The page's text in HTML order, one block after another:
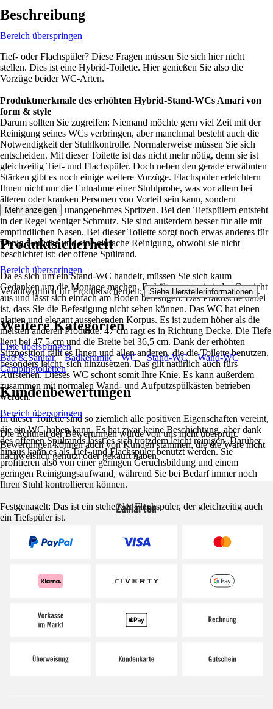
Beschreibung
Bereich überspringen
Tief- oder Flachspüler? Diese Fragen müssen Sie sich hier nicht
stellen. Dies ist eine Hybrid-Toilette. Hier genießen Sie also die
Vorzüge beider WC-Arten.
Produktmerkmale des erhöhten Hybrid-Stand-WCs Amari von
form & style
Darum sollten Sie zugreifen: Niemand möchte gern viel Zeit mit der
Reinigung seines WCs verbringen, aber manchmal besteht auch die
Notwendigkeit der Stuhlkontrolle. Normalerweise müssen Sie sich
entscheiden. Mit dieser Toilette ist das nicht mehr nötig, denn sie ist
gleichzeitig Tief- und Flachspüler. Doch neben den gerade erwähnten
Stärken gibt es noch einige weitere Vorzüge. Flachspüler erleichtern
Ihnen nicht nur die Entnahme einer Stuhlprobe, was vor allem bei
älteren oder kranken Personen von Vorteil sein kann, sondern
verhindern auch unangenehmes Spritzen. Bei den Tiefspülern entsteht
in der Regel weniger Schmutz. Sie sind außerdem besser für alle mit
empfindlichen Nasen. Bei dieser Toilette sorgt noch etwas anderes für
wenig Gerüche und eine einfache Reinigung, obwohl sie nicht
beschichtet ist: der offene Spülrand.
Da es sich um ein Stand-WC handelt, müssen Sie sich kaum
Gedanken um die Montage machen. Es hält so gut wie jedes Gewicht
aus und lässt sich einfach am Boden befestigen. Das Praktische dabei
ist, dass Sie die Befestigung nicht sehen können. Das WC hat einen
glatten und elegant aussehenden Korpus. Es ist zudem höher als die
meisten anderen Produkte. 47 cm ragt es in Richtung Decke. Die Tiefe
liegt bei 47,5 cm und die Breite bei 36,5 cm. Dank der erhöhten
Sitzposition fällt es Ihnen und allen anderen, die die Toilette benutzen,
besonders leicht, sich hinzusetzen. Das gilt natürlich auch fürs
Aufstehen. Dieses WC schont somit Ihre Knie. Es kann außerdem
zusammen mit normalen Wand- und Aufputzspülkästen betrieben
werden.
In dieser Toilette sind so ziemlich alle positiven Eigenschaften vereint,
die ein WC haben kann. Es hat zwar keine Beschichtung, aber dank
des offenen Spülrands lässt es sich trotzdem leicht reinigen. Darüber
hinaus kann es als Tief- und Flachspüler benutzt werden. Sie
profitieren also von einer geringen Geruchsbildung und einem
geringen Reinigungsaufwand, während Sie bei Bedarf immer noch
Ihren Stuhl kontrollieren können.
Festgenagelt: Das ist ein stehender Flachspüler, der gleichzeitig auch
ein Tiefspüler ist.
Mehr anzeigen
Produktsicherheit
Bereich überspringen
Verantwortlich für Produktsicherheit: Siehe Herstellerinformationen .
Weitere Kategorien
Liste überspringen
Bad & Sanitär
Badkeramik WC Stand-WC
Wand-WC
Campingtoiletten
Kundenbewertungen
Bereich überspringen
Die Echtheit der Bewertungen wurde von uns nicht überprüft.
Bewertungen können auch von Kunden stammen, die die Ware nicht
nachweislich genutzt oder gekauft haben.
Zahlarten